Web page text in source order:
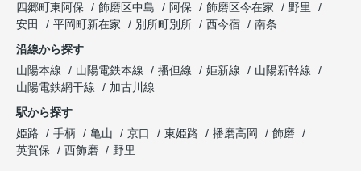
四郷町東阿保
飾磨区中島 阿保 飾磨区今在家
野里
安田
平岡町新在家 別所町別所 西今宿
南条
沿線から探す
山陽本線
山陽電鉄本線 播但線 姫新線
山陽新幹線
山陽電鉄網干線
加古川線
駅から探す
姫路
手柄 亀山 京口 東姫路 播磨高岡
飾磨
英賀保
西飾磨 野里